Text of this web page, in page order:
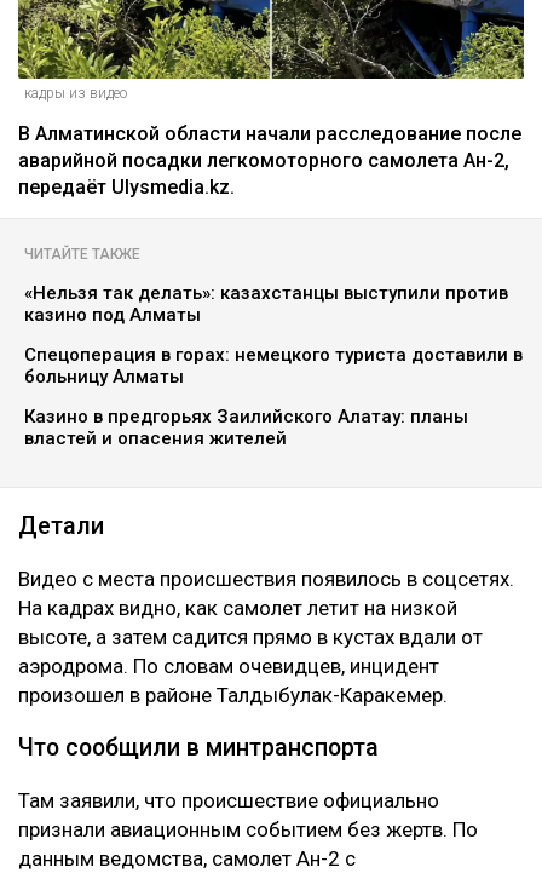
кадры из видео
В Алматинской области начали расследование после
аварийной посадки легкомоторного самолета Ан-2,
передаёт Ulysmedia.kz.
ЧИТАЙТЕ ТАКЖЕ
«Нельзя так делать»: казахстанцы выступили против
казино под Алматы
Спецоперация в горах: немецкого туриста доставили в
больницу Алматы
Казино в предгорьях Заилийского Алатау: планы
властей и опасения жителей
Детали
Видео с места происшествия появилось в соцсетях.
На кадрах видно, как самолет летит на низкой
высоте, а затем садится прямо в кустах вдали от
аэродрома. По словам очевидцев, инцидент
произошел в районе Талдыбулак-Каракемер.
Что сообщили в минтранспорта
Там заявили, что происшествие официально
признали авиационным событием без жертв. По
данным ведомства, самолет Ан-2 с